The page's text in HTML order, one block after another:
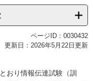
ページID：0030432
更新日：2026年5月22日更新
おり情報伝達試験（訓